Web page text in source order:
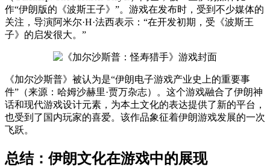
作“伊朗版的《波斯王子》”。游戏在发布时，受到不少媒体的
关注，导演阿米尔·H·法西表示：“在开发初期，受《波斯王
子》的启发很大。”
《加尔沙斯普》被认为是“伊朗电子游戏产业史上的重要事
件”（来源：哈姆沙赫里·贾万杂志）。这个游戏融合了伊朗神
话和现代游戏设计元素，为本土文化的表达提供了新的平台，
也受到了国内玩家的喜爱。该作品象征着伊朗游戏发展的一次
飞跃。
总结：伊朗文化在游戏中的展现